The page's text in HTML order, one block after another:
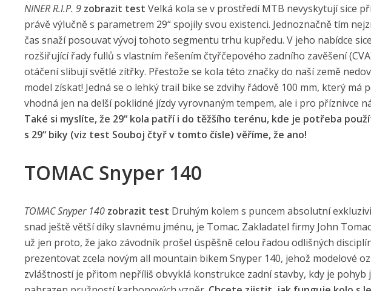
NINER R.I.P. 9 zobrazit test Velká kola se v prostředí MTB nevyskytují sice
právě výlučně s parametrem 29“ spojily svou existenci. Jednoznačně tím
čas snaží posouvat vývoj tohoto segmentu trhu kupředu. V jeho nabídce
rozšiřující řady fullů s vlastním řešením čtyřčepového zadního zavěšení
otáčení slibují světlé zítřky. Přestože se kola této značky do naší země
model získat! Jedná se o lehký trail bike se zdvihy řádově 100 mm, který má
vhodná jen na delší poklidné jízdy vyrovnaným tempem, ale i pro příznivce
Také si myslíte, že 29“ kola patří i do těžšího terénu, kde je potřeba
s 29“ biky (viz test Souboj čtyř v tomto čísle) věříme, že ano!
TOMAC Snyper 140
TOMAC Snyper 140 zobrazit test Druhým kolem s puncem absolutní
snad ještě větší díky slavnému jménu, je Tomac. Zakladatel firmy John
už jen proto, že jako závodník prošel úspěšně celou řadou odlišných
prezentovat zcela novým all mountain bikem Snyper 140, jehož modelové
zvláštností je přitom nepříliš obvyklá konstrukce zadní stavby, kdy je